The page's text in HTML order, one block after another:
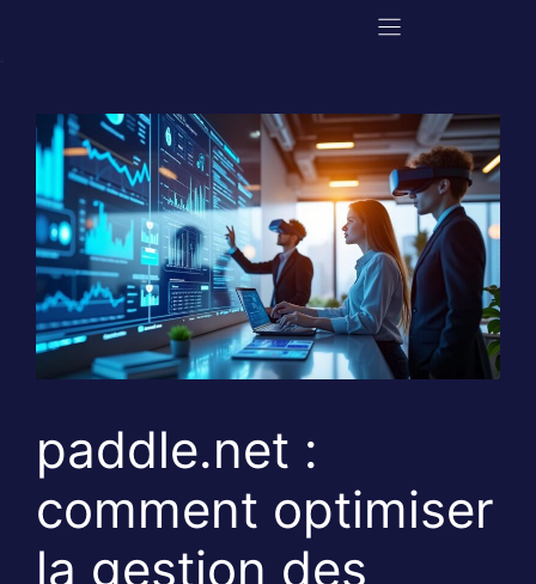
paddle.net :
comment optimiser
la gestion des